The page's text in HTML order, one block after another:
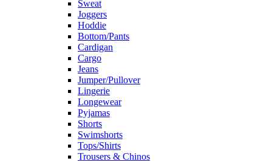
Sweat
Joggers
Hoddie
Bottom/Pants
Cardigan
Cargo
Jeans
Jumper/Pullover
Lingerie
Longewear
Pyjamas
Shorts
Swimshorts
Tops/Shirts
Trousers & Chinos